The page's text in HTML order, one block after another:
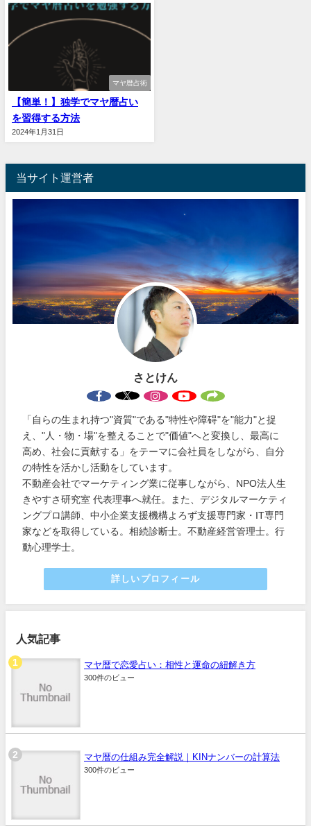
マヤ暦占術
【簡単！】独学でマヤ暦占い
を習得する方法
2024年1月31日
当サイト運営者
さとけん
「自らの生まれ持つ"資質"である"特性や障碍"を"能力"と捉
え、"人・物・場"を整えることで"価値"へと変換し、最高に
高め、社会に貢献する」をテーマに会社員をしながら、自分
の特性を活かし活動をしています。
不動産会社でマーケティング業に従事しながら、NPO法人生
きやすさ研究室 代表理事へ就任。また、デジタルマーケティ
ングプロ講師、中小企業支援機構よろず支援専門家・IT専門
家などを取得している。相続診断士。不動産経営管理士。行
動心理学士。
詳しいプロフィール
人気記事
マヤ暦で恋愛占い：相性と運命の紐解き方
300件のビュー
マヤ暦の仕組み完全解説｜KINナンバーの計算法
300件のビュー